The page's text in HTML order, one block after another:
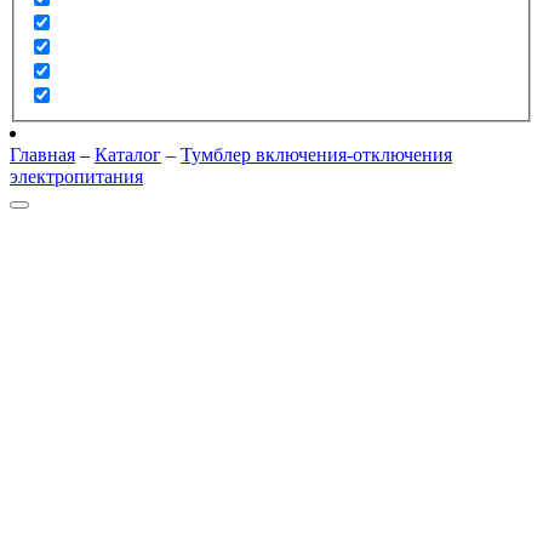
Главная – Каталог – Тумблер включения-отключения
электропитания